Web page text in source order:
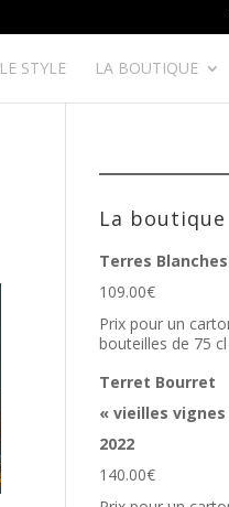
LE STYLE LA BOUTIQUE
La boutique
Terres Blanches
109.00€
Prix pour un
bouteilles de 75 cl
Terret Bourret
« vieilles vignes
2022
140.00€